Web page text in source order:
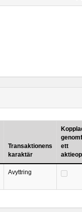
Transaktionens
karaktär
ett
Avyttring